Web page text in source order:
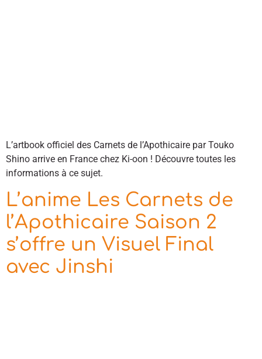
L’artbook officiel des Carnets de l’Apothicaire par Touko
Shino arrive en France chez Ki-oon ! Découvre toutes les
informations à ce sujet.
L’anime Les Carnets de
l’Apothicaire Saison 2
s’offre un Visuel Final
avec Jinshi